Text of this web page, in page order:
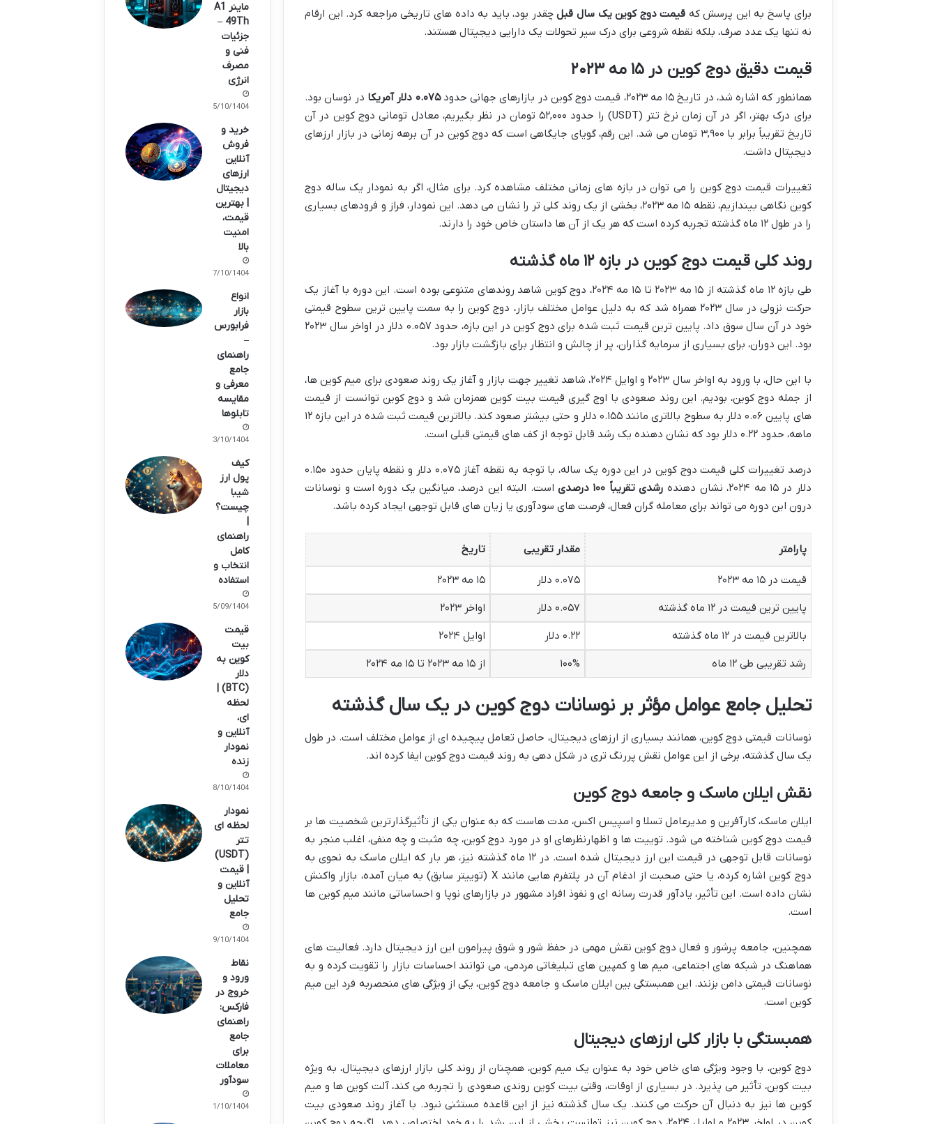
برای پاسخ به این پرسش که قیمت دوج کوین یک سال قبلچقدر بود، باید به داده های تاریخی مراجعه کرد. این ارقام
نه تنها یک عدد صرف، بلکه نقطه شروعی برای درک سیر تحولات یک دارایی دیجیتال هستند.
قیمت دقیق دوج کوین در ۱۵ مه ۲۰۲۳
همانطور که اشاره شد، در تاریخ ۱۵ مه ۲۰۲۳، قیمت دوج کوین در بازارهای جهانی حدود ۰.۰۷۵ دلار آمریکا
در نوسان بود.
برای درک بهتر، اگر در آن زمان نرخ تتر (USDT) را حدود ۵۲,۰۰۰ تومان در نظر بگیریم، معادل تومانی دوج کوین در آن
تاریخ تقریباً برابر با ۳,۹۰۰ تومان می شد. این رقم، گویای جایگاهی است که دوج کوین در آن برهه زمانی در بازار ارزهای
دیجیتال داشت.
تغییرات قیمت دوج کوین را می توان در بازه های زمانی مختلف مشاهده کرد. برای مثال، اگر به نمودار یک ساله دوج
کوین نگاهی بیندازیم، نقطه ۱۵ مه ۲۰۲۳، بخشی از یک روند کلی تر را نشان می دهد. این نمودار، فراز و فرودهای بسیاری
را در طول ۱۲ ماه گذشته تجربه کرده است که هر یک از آن ها داستان خاص خود را دارند.
روند کلی قیمت دوج کوین در بازه ۱۲ ماه گذشته
طی بازه ۱۲ ماه گذشته از ۱۵ مه ۲۰۲۳ تا ۱۵ مه ۲۰۲۴، دوج کوین شاهد روندهای متنوعی بوده است. این دوره با آغاز یک
حرکت نزولی در سال ۲۰۲۳ همراه شد که به دلیل عوامل مختلف بازار، دوج کوین را به سمت پایین ترین سطوح قیمتی
خود در آن سال سوق داد. پایین ترین قیمت ثبت شده برای دوج کوین در این بازه، حدود ۰.۰۵۷ دلار در اواخر سال ۲۰۲۳
بود. این دوران، برای بسیاری از سرمایه گذاران، پر از چالش و انتظار برای بازگشت بازار بود.
با این حال، با ورود به اواخر سال ۲۰۲۳ و اوایل ۲۰۲۴، شاهد تغییر جهت بازار و آغاز یک روند صعودی برای میم کوین ها،
از جمله دوج کوین، بودیم. این روند صعودی با اوج گیری قیمت بیت کوین همزمان شد و دوج کوین توانست از قیمت
های پایین ۰.۰۶ دلار به سطوح بالاتری مانند ۰.۱۵۵ دلار و حتی بیشتر صعود کند. بالاترین قیمت ثبت شده در این بازه ۱۲
ماهه، حدود ۰.۲۲ دلار بود که نشان دهنده یک رشد قابل توجه از کف های قیمتی قبلی است.
درصد تغییرات کلی قیمت دوج کوین در این دوره یک ساله، با توجه به نقطه آغاز ۰.۰۷۵ دلار و نقطه پایان حدود ۰.۱۵۰
دلار در ۱۵ مه ۲۰۲۴، نشان دهنده
رشدی تقریباً ۱۰۰ درصدی
است. البته این درصد، میانگین یک دوره است و نوسانات
درون این دوره می تواند برای معامله گران فعال، فرصت های سودآوری یا زیان های قابل توجهی ایجاد کرده باشد.
پارامتر مقدار تقریبی تاریخ
قیمت در ۱۵ مه ۲۰۲۳ ۰.۰۷۵ دلار
۱۵ مه ۲۰۲۳
پایین ترین قیمت در ۱۲ ماه گذشته
۰.۰۵۷ دلار
اواخر ۲۰۲۳
بالاترین قیمت در ۱۲ ماه گذشته
۰.۲۲ دلار
اوایل ۲۰۲۴
رشد تقریبی طی ۱۲ ماه
۱۰۰% از ۱۵ مه ۲۰۲۳ تا ۱۵ مه ۲۰۲۴
تحلیل جامع عوامل مؤثر بر نوسانات دوج کوین در یک سال گذشته
نوسانات قیمتی دوج کوین، همانند بسیاری از ارزهای دیجیتال، حاصل تعامل پیچیده ای از عوامل مختلف است. در طول
یک سال گذشته، برخی از این عوامل نقش پررنگ تری در شکل دهی به روند قیمت دوج کوین ایفا کرده اند.
نقش ایلان ماسک و جامعه دوج کوین
ایلان ماسک، کارآفرین و مدیرعامل تسلا و اسپیس اکس، مدت هاست که به عنوان یکی از تأثیرگذارترین شخصیت ها بر
قیمت دوج کوین شناخته می شود. توییت ها و اظهارنظرهای او در مورد دوج کوین، چه مثبت و چه منفی، اغلب منجر به
نوسانات قابل توجهی در قیمت این ارز دیجیتال شده است. در ۱۲ ماه گذشته نیز، هر بار که ایلان ماسک به نحوی به
دوج کوین اشاره کرده، یا حتی صحبت از ادغام آن در پلتفرم هایی مانند X (توییتر سابق) به میان آمده، بازار واکنش
نشان داده است. این تأثیر، یادآور قدرت رسانه ای و نفوذ افراد مشهور در بازارهای نوپا و احساساتی مانند میم کوین ها
است.
همچنین، جامعه پرشور و فعال دوج کوین نقش مهمی در حفظ شور و شوق پیرامون این ارز دیجیتال دارد. فعالیت های
هماهنگ در شبکه های اجتماعی، میم ها و کمپین های تبلیغاتی مردمی، می توانند احساسات بازار را تقویت کرده و به
نوسانات قیمتی دامن بزنند. این همبستگی بین ایلان ماسک و جامعه دوج کوین، یکی از ویژگی های منحصربه فرد این میم
کوین است.
همبستگی با بازار کلی ارزهای دیجیتال
دوج کوین، با وجود ویژگی های خاص خود به عنوان یک میم کوین، همچنان از روند کلی بازار ارزهای دیجیتال، به ویژه
بیت کوین، تأثیر می پذیرد. در بسیاری از اوقات، وقتی بیت کوین روندی صعودی را تجربه می کند، آلت کوین ها و میم
کوین ها نیز به دنبال آن حرکت می کنند. یک سال گذشته نیز از این قاعده مستثنی نبود. با آغاز روند صعودی بیت
ماینر A1
49Th –
جزئیات
فنی و
مصرف
انرژی
15/10/1404
خرید و
فروش
آنلاین
ارزهای
دیجیتال
| بهترین
قیمت،
امنیت
بالا
07/10/1404
انواع
بازار
فرابورس
–
راهنمای
جامع
معرفی و
مقایسه
تابلوها
03/10/1404
کیف
پول ارز
شیبا
چیست؟
|
راهنمای
کامل
انتخاب و
استفاده
15/09/1404
قیمت
بیت
کوین به
دلار
(BTC) |
لحظه
ای،
آنلاین و
نمودار
زنده
08/10/1404
نمودار
لحظه ای
تتر
(USDT)
| قیمت
آنلاین و
تحلیل
جامع
09/10/1404
نقاط
ورود و
خروج در
فارکس:
راهنمای
جامع
برای
معاملات
سودآور
11/10/1404